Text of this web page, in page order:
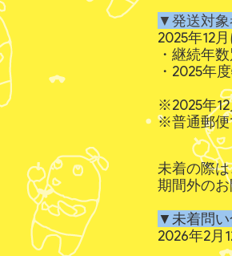
▼発送対象
2025年12
・継続年
・2025年
※2025年12
※普通郵便
未着の際
期間外の
▼未着問い
2026年2月